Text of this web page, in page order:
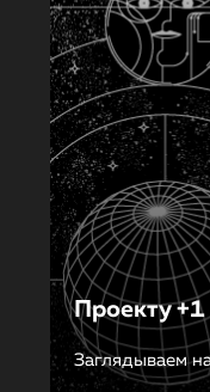
Проекту +1
Заглядываем